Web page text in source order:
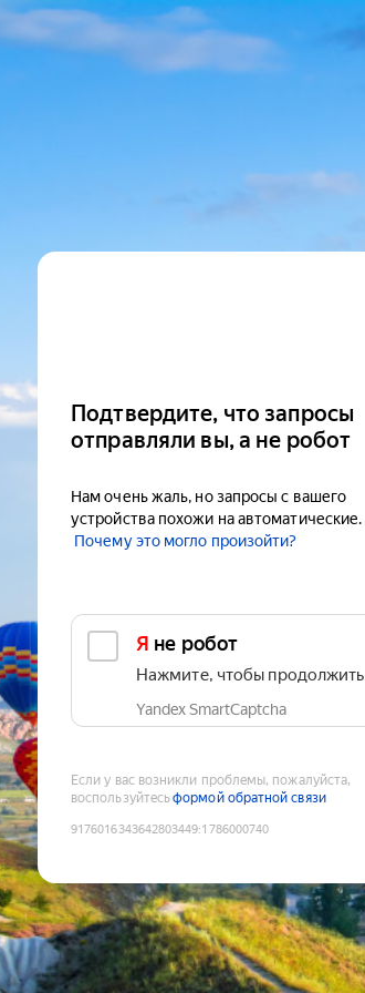
Подтвердите, что запросы
отправляли вы, а не робот
Нам очень жаль, но запросы с вашего
устройства похожи на автоматические.
Почему это могло произойти?
Я не робот
Нажмите, чтобы продолжить
Yandex SmartCaptcha
Если у вас возникли проблемы, пожалуйста,
воспользуйтесьформой обратной связи
9176016343642803449:1786000740